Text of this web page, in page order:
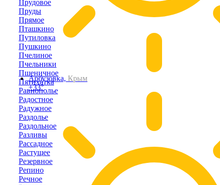
Арбузовка, Крым
+33°
Прудовое
Пруды
Прямое
Пташкино
Путиловка
Пушкино
Пчелиное
Пчельники
Пшеничное
Пятихатка
Равнополье
Радостное
Радужное
Раздолье
Раздольное
Разливы
Рассадное
Растущее
Резервное
Репино
Речное